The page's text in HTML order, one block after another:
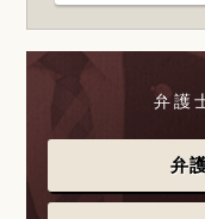
弁護
弁